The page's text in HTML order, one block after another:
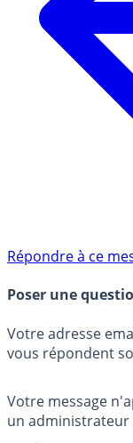
Répondre à ce
Poser une
Votre adresse
vous répondent
Votre message
un administrateur